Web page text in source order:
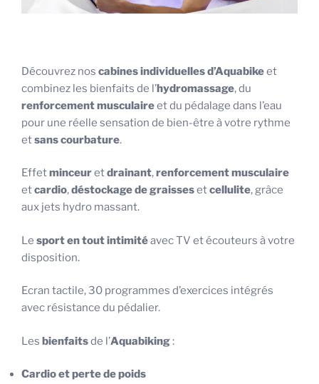
Découvrez nos cabines individuelles d’Aquabikeet
combinez les bienfaits de l’hydromassage, du
renforcement musculaireet du pédalage dans l’eau
pour une réelle sensation de bien-être à votre rythme
etsans courbature.
Effetminceuretdrainant,renforcement musculaire
etcardio,déstockage de graissesetcellulite, grâce
aux jets hydro massant.
Le sport en tout intimitéavec TV et écouteurs à votre
disposition.
Ecran tactile, 30 programmes d’exercices intégrés
avec résistance du pédalier.
Les bienfaitsde l’Aquabiking:
Cardio et perte de poids